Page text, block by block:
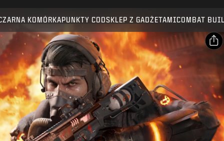
KOMÓRKAPUNKTY CODSKLEP Z GADŻETAMICOMBAT
WYŚLIJ
POTWIERDŹ ZAKUP
ANULUJ
Activision może w każdej chwili usunąć daną zawartość
gry, uaktualnić ją lub zamienić na inną.
UDOSTĘPNIJ
E-mail
Facebook
X
Skopiuj link